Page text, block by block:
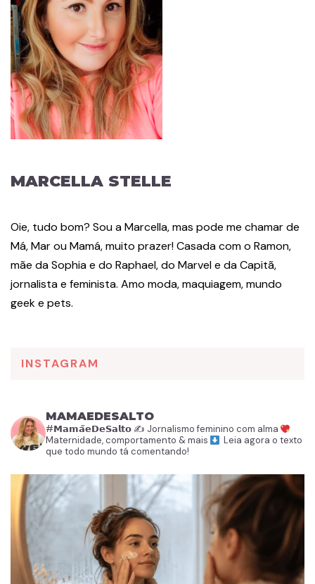
MARCELLA STELLE
Oie, tudo bom? Sou a Marcella, mas pode me chamar de
Má, Mar ou Mamá, muito prazer! Casada com o Ramon,
mãe da Sophia e do Raphael, do Marvel e da Capitã,
jornalista e feminista. Amo moda, maquiagem, mundo
geek e pets.
INSTAGRAM
MAMAEDESALTO
#𝗠𝗮𝗺𝗮̃𝗲𝗗𝗲𝗦𝗮𝗹𝘁𝗼 ✍️ Jornalismo feminino com alma
Maternidade, comportamento & mais
Leia agora o texto
que todo mundo tá comentando!